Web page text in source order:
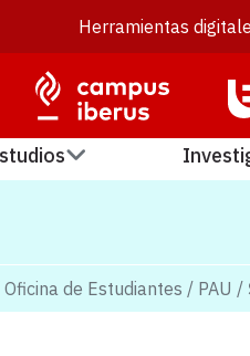
Herramientas
Oficina de Estudiantes / PAU /